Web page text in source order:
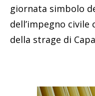
giornata simbolo
dell’impegno
della strage di